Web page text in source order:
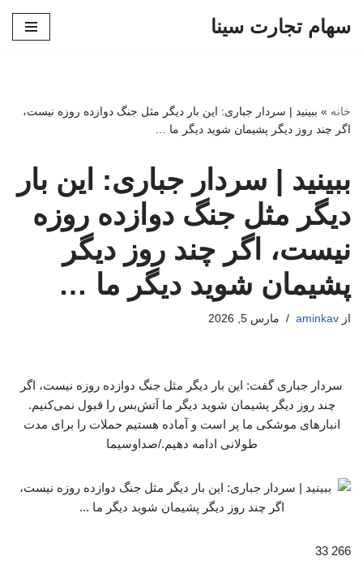
سهام تجارت سینا
خانه » ببینید | سردار جباری: این بار دیگر مثل جنگ دوازده روزه نیست،
اگر چند روز دیگر پشیمان شوید دیگر ما …
ببینید | سردار جباری: این بار
دیگر مثل جنگ دوازده روزه
نیست، اگر چند روز دیگر
پشیمان شوید دیگر ما …
از aminkav مارس 5, 2026
سردار جباری گفت: این بار دیگر مثل جنگ دوازده روزه نیست، اگر
چند روز دیگر پشیمان شوید دیگر ما آتش‌بس را قبول نمی‌کنیم.
انبارهای موشکی ما پر است و آماده هستیم حملات را برای مدت
طولانی ادامه دهیم./صداوسیما
266 33